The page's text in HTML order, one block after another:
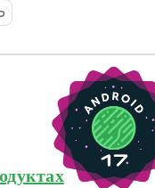
с учетом сложных
возможностей